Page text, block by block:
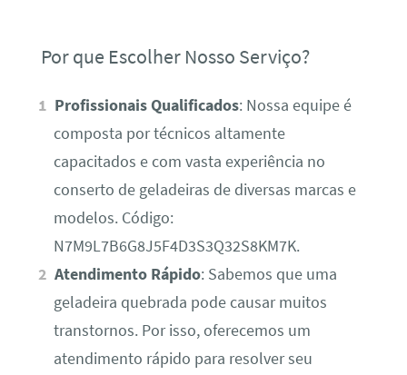
Por que Escolher Nosso Serviço?
Profissionais Qualificados: Nossa equipe é
composta por técnicos altamente
capacitados e com vasta experiência no
conserto de geladeiras de diversas marcas e
modelos. Código:
N7M9L7B6G8J5F4D3S3Q32S8KM7K.
Atendimento Rápido: Sabemos que uma
geladeira quebrada pode causar muitos
transtornos. Por isso, oferecemos um
atendimento rápido para resolver seu